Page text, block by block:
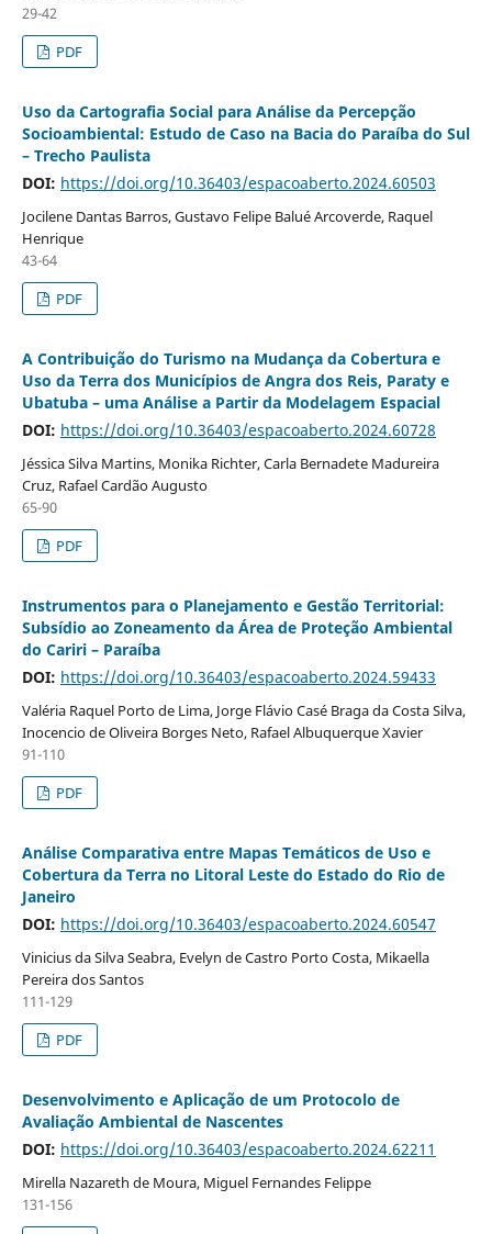
29-42
PDF
Uso da Cartografia Social para Análise da Percepção
Socioambiental: Estudo de Caso na Bacia do Paraíba do Sul
– Trecho Paulista
DOI: https://doi.org/10.36403/espacoaberto.2024.60503
Jocilene Dantas Barros, Gustavo Felipe Balué Arcoverde, Raquel
Henrique
43-64
PDF
A Contribuição do Turismo na Mudança da Cobertura e
Uso da Terra dos Municípios de Angra dos Reis, Paraty e
Ubatuba – uma Análise a Partir da Modelagem Espacial
DOI: https://doi.org/10.36403/espacoaberto.2024.60728
Jéssica Silva Martins, Monika Richter, Carla Bernadete Madureira
Cruz, Rafael Cardão Augusto
65-90
PDF
Instrumentos para o Planejamento e Gestão Territorial:
Subsídio ao Zoneamento da Área de Proteção Ambiental
do Cariri – Paraíba
DOI: https://doi.org/10.36403/espacoaberto.2024.59433
Valéria Raquel Porto de Lima, Jorge Flávio Casé Braga da Costa Silva,
Inocencio de Oliveira Borges Neto, Rafael Albuquerque Xavier
91-110
PDF
Análise Comparativa entre Mapas Temáticos de Uso e
Cobertura da Terra no Litoral Leste do Estado do Rio de
Janeiro
DOI: https://doi.org/10.36403/espacoaberto.2024.60547
Vinicius da Silva Seabra, Evelyn de Castro Porto Costa, Mikaella
Pereira dos Santos
111-129
PDF
Desenvolvimento e Aplicação de um Protocolo de
Avaliação Ambiental de Nascentes
DOI: https://doi.org/10.36403/espacoaberto.2024.62211
Mirella Nazareth de Moura, Miguel Fernandes Felippe
131-156